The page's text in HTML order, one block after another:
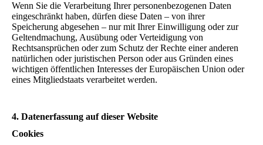
Wenn Sie die Verarbeitung Ihrer personenbezogenen Daten
eingeschränkt haben, dürfen diese Daten – von ihrer
Speicherung abgesehen – nur mit Ihrer Einwilligung oder zur
Geltendmachung, Ausübung oder Verteidigung von
Rechtsansprüchen oder zum Schutz der Rechte einer anderen
natürlichen oder juristischen Person oder aus Gründen eines
wichtigen öffentlichen Interesses der Europäischen Union oder
eines Mitgliedstaats verarbeitet werden.
4. Datenerfassung auf dieser Website
Cookies